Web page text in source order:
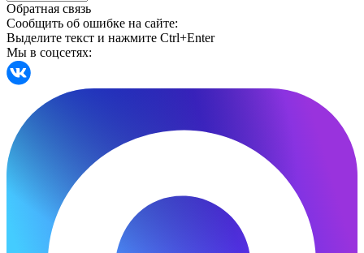
Обратная связь
Сообщить об ошибке на сайте:
Выделите текст и нажмите Ctrl+Enter
Мы в соцсетях: